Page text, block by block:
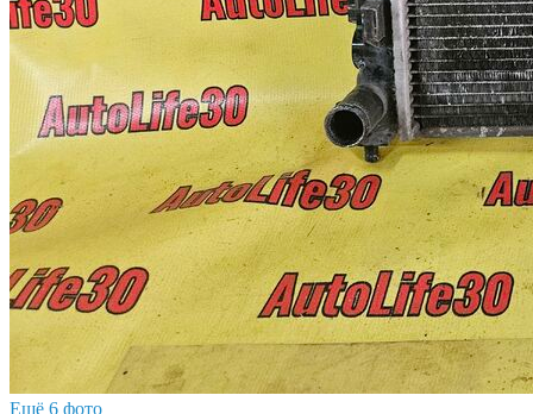
Ещё 6 фото